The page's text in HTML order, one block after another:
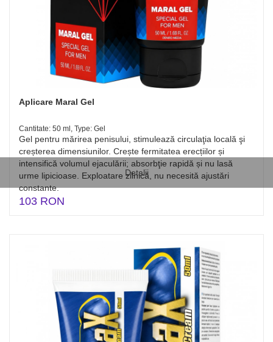
Detalii
Aplicare Maral Gel
Cantitate: 50 ml, Type: Gel
Gel pentru mărirea penisului, stimulează circulaţia locală şi
creșterea dimensiunilor. Crește fermitatea erecțiilor și
intensifică volumul ejaculării; absorbţie rapidă și nu lasă
urme lipicioase. Exploatare zilnică, nu necesită ajustări
constante.
103 RON